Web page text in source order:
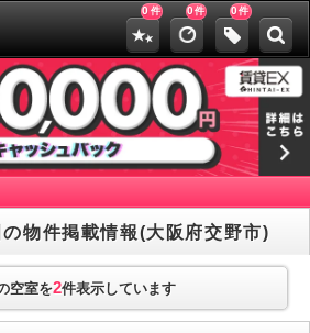
0 件 0件 0件
物件掲載情報(大阪府交野市)
空室を2件表示しています